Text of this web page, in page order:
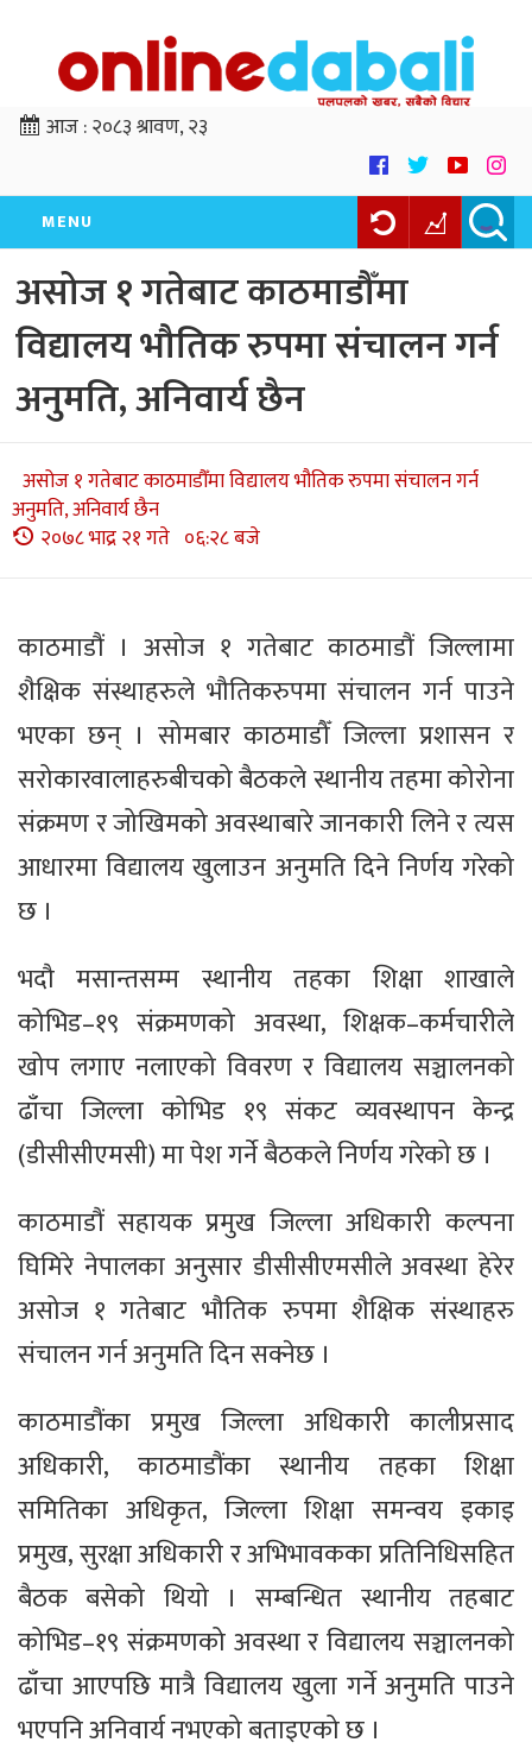
आज :२०८३ श्रावण, २३
MENU
असोज १ गतेबाट काठमाडौँमा
विद्यालय भौतिक रुपमा संचालन गर्न
अनुमति, अनिवार्य छैन
असोज १ गतेबाट काठमाडौँमा विद्यालय भौतिक रुपमा संचालन गर्न
अनुमति, अनिवार्य छैन
२०७८ भाद्र २१ गते ०६:२८ बजे
काठमाडौं । असोज १ गतेबाट काठमाडौं जिल्लामा
शैक्षिक संस्थाहरुले भौतिकरुपमा संचालन गर्न पाउने
भएका छन् । सोमबार काठमाडौँ जिल्ला प्रशासन र
सरोकारवालाहरुबीचको बैठकले स्थानीय तहमा कोरोना
संक्रमण र जोखिमको अवस्थाबारे जानकारी लिने र त्यस
आधारमा विद्यालय खुलाउन अनुमति दिने निर्णय गरेको
छ ।
भदौ मसान्तसम्म स्थानीय तहका शिक्षा शाखाले
कोभिड–१९ संक्रमणको अवस्था, शिक्षक–कर्मचारीले
खोप लगाए नलाएको विवरण र विद्यालय सञ्चालनको
ढाँचा जिल्ला कोभिड १९ संकट व्यवस्थापन केन्द्र
(डीसीसीएमसी) मा पेश गर्ने बैठकले निर्णय गरेको छ ।
काठमाडौं सहायक प्रमुख जिल्ला अधिकारी कल्पना
घिमिरे नेपालका अनुसार डीसीसीएमसीले अवस्था हेरेर
असोज १ गतेबाट भौतिक रुपमा शैक्षिक संस्थाहरु
संचालन गर्न अनुमति दिन सक्नेछ ।
काठमाडौंका प्रमुख जिल्ला अधिकारी कालीप्रसाद
अधिकारी, काठमाडौंका स्थानीय तहका शिक्षा
समितिका अधिकृत, जिल्ला शिक्षा समन्वय इकाइ
प्रमुख, सुरक्षा अधिकारी र अभिभावकका प्रतिनिधिसहित
बैठक बसेको थियो । सम्बन्धित स्थानीय तहबाट
कोभिड–१९ संक्रमणको अवस्था र विद्यालय सञ्चालनको
ढाँचा आएपछि मात्रै विद्यालय खुला गर्ने अनुमति पाउने
भएपनि अनिवार्य नभएको बताइएको छ ।